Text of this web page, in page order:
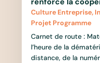
Culture Entreprise,
Projet Programme
Carnet de route :
l’heure de la
distance, de la